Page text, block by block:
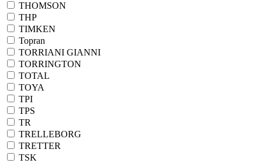
THOMSON
THP
TIMKEN
Topran
TORRIANI GIANNI
TORRINGTON
TOTAL
TOYA
TPI
TPS
TR
TRELLEBORG
TRETTER
TSK